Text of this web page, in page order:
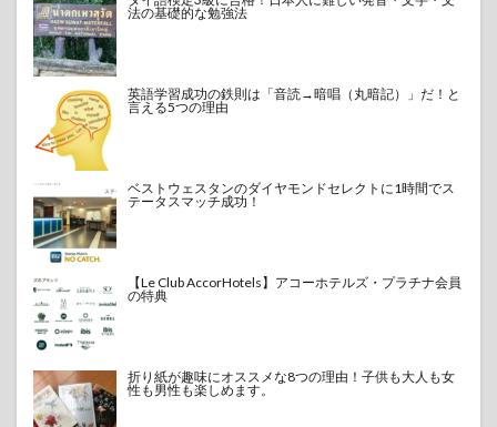
法の基礎的な勉強法
英語学習成功の鉄則は「音読→暗唱（丸暗記）」だ！と
言える5つの理由
ベストウェスタンのダイヤモンドセレクトに1時間でス
テータスマッチ成功！
【Le Club AccorHotels】アコーホテルズ・プラチナ会員
の特典
折り紙が趣味にオススメな8つの理由！子供も大人も女
性も男性も楽しめます。